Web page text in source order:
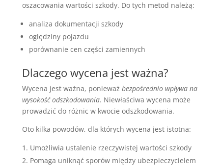
oszacowania wartości szkody. Do tych metod należą:
analiza dokumentacji szkody
oględziny pojazdu
porównanie cen części zamiennych
Dlaczego wycena jest ważna?
Wycena jest ważna, ponieważ bezpośrednio wpływa na
wysokość odszkodowania. Niewłaściwa wycena może
prowadzić do różnic w kwocie odszkodowania.
Oto kilka powodów, dla których wycena jest istotna:
Umożliwia ustalenie rzeczywistej wartości szkody
Pomaga uniknąć sporów między ubezpieczycielem